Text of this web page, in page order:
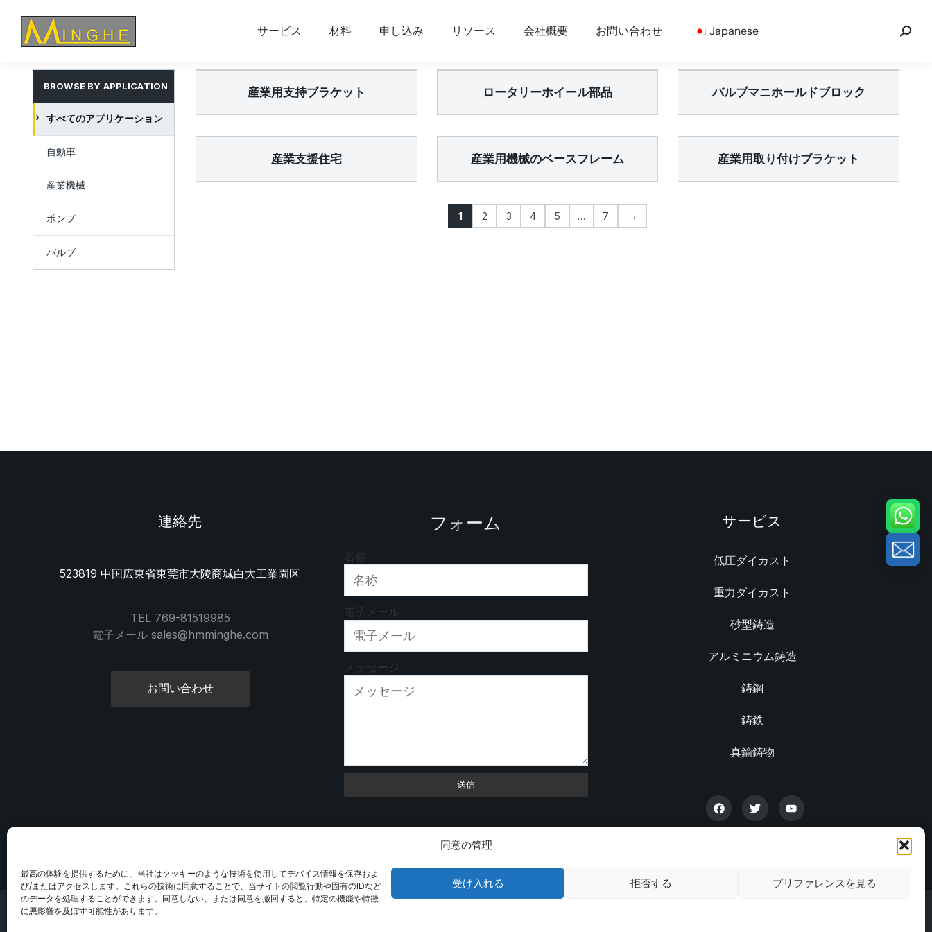
同意の管理
最高の体験を提供するために、当社はクッキーのような技術を使用してデバイス情報を保存およ
び/またはアクセスします。これらの技術に同意することで、当サイトの閲覧行動や固有のIDなど
のデータを処理することができます。同意しない、または同意を撤回すると、特定の機能や特徴
に悪影響を及ぼす可能性があります。
受け入れる 拒否する プリファレンスを見る
サービス 材料 申し込み リソース 会社概要 お問い合わせ Japanese
すべてのアプリケーション
自動車
産業機械
ポンプ
バルブ
産業用支持ブラケット ロータリーホイール部品 バルブマニホールドブロック
産業支援住宅 産業用機械のベースフレーム 産業用取り付けブラケット
1 2 3 4 5 … 7 →
連絡先
523819 中国広東省東莞市大陵商城白大工業園区
TEL 769-81519985
電子メール sales@hmminghe.com
お問い合わせ
フォーム
名称
電子メール
メッセージ
送信
サービス
低圧ダイカスト
重力ダイカスト
砂型鋳造
アルミニウム鋳造
鋳鋼
鋳鉄
真鍮鋳物